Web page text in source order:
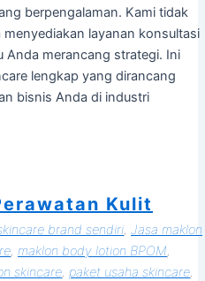
berpengalaman. Kami tidak
layanan konsultasi
Anda merancang strategi. Ini
lengkap yang dirancang
bisnis Anda di industri
Kulit
brand sendiri, Jasa maklon
, maklon body lotion BPOM
skincare, paket usaha skincare